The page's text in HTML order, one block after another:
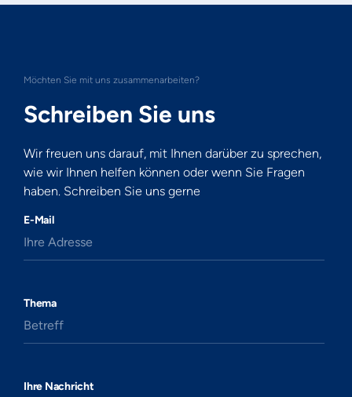
Möchten Sie mit uns zusammenarbeiten?
Schreiben Sie uns
Wir freuen uns darauf, mit Ihnen darüber zu sprechen,
wie wir Ihnen helfen können oder wenn Sie Fragen
haben. Schreiben Sie uns gerne
E-Mail
Ihre Adresse
Thema
Betreff
Ihre Nachricht